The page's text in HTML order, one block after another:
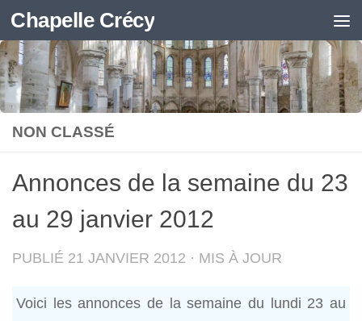
Skip to content
Chapelle Crécy
NON CLASSÉ
Annonces de la semaine du 23
au 29 janvier 2012
PUBLIÉ 21 JANVIER 2012 · MIS À JOUR
Voici les annonces de la semaine du lundi 23 au